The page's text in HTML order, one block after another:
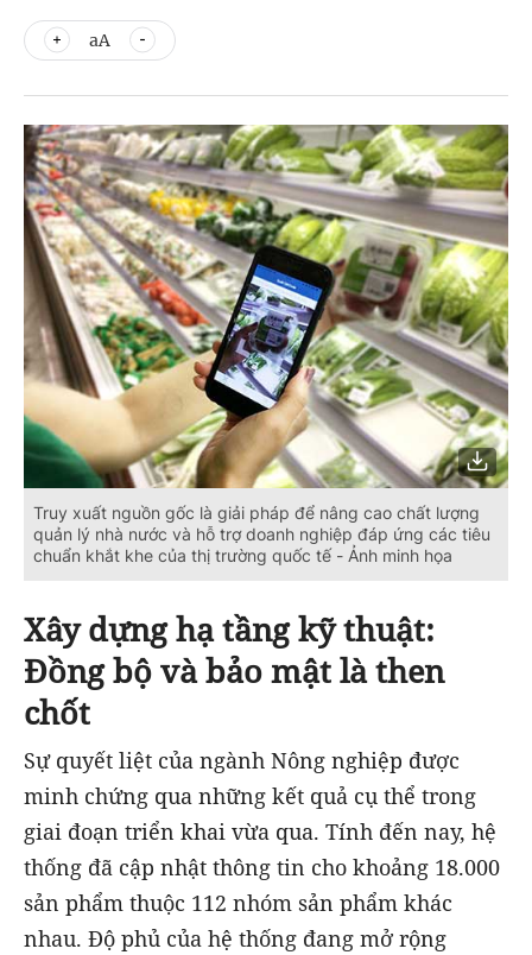
aA
Truy xuất nguồn gốc là giải pháp để nâng cao chất lượng
quản lý nhà nước và hỗ trợ doanh nghiệp đáp ứng các tiêu
chuẩn khắt khe của thị trường quốc tế - Ảnh minh họa
Xây dựng hạ tầng kỹ thuật:
Đồng bộ và bảo mật là then
chốt
Sự quyết liệt của ngành Nông nghiệp được
minh chứng qua những kết quả cụ thể trong
giai đoạn triển khai vừa qua. Tính đến nay, hệ
thống đã cập nhật thông tin cho khoảng 18.000
sản phẩm thuộc 112 nhóm sản phẩm khác
nhau. Độ phủ của hệ thống đang mở rộng